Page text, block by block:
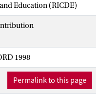
Education (RICDE)
1998
Permalink to this page